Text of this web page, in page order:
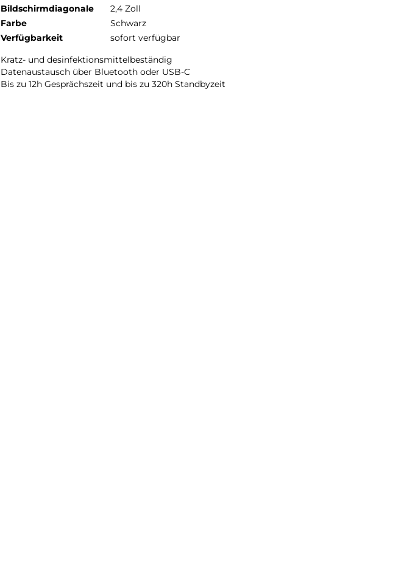
Bildschirmdiagonale
2,4 Zoll
Farbe
Schwarz
Verfügbarkeit
sofort verfügbar
Kratz- und desinfektionsmittelbeständig
Datenaustausch über Bluetooth oder USB-C
Bis zu 12h Gesprächszeit und bis zu 320h Standbyzeit